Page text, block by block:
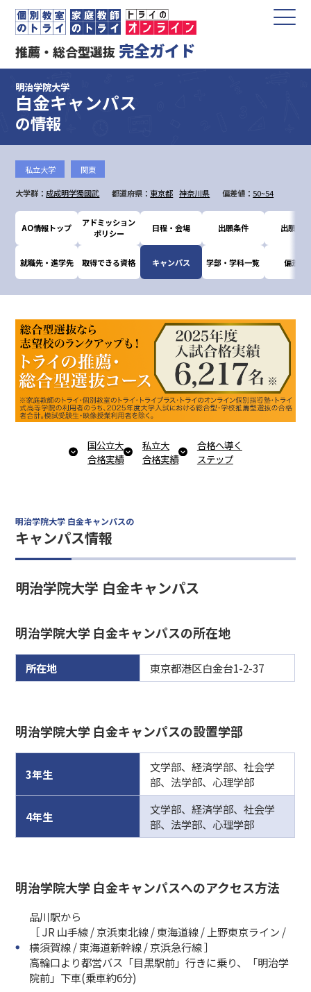
推薦・総合型選抜 完全ガイド
明治学院大学
白金キャンパス
の情報
私立大学 関東
大学群： 成成明学獨國武 都道府県： 東京都 神奈川県 偏差値： 50~54
AO情報トップ
アドミッション
ポリシー
日程・会場 出願条件 出願書類
就職先・進学先 取得できる資格 キャンパス 学部・学科一覧 偏差値
国公立大
合格実績
私立大
合格実績
合格へ導く
ステップ
明治学院大学 白金キャンパスの
キャンパス情報
明治学院大学 白金キャンパス
明治学院大学 白金キャンパスの所在地
所在地 東京都港区白金台1-2-37
明治学院大学 白金キャンパスの設置学部
3年生
文学部、経済学部、社会学
部、法学部、心理学部
4年生
文学部、経済学部、社会学
部、法学部、心理学部
明治学院大学 白金キャンパスへのアクセス方法
品川駅から
［ JR 山手線 / 京浜東北線 / 東海道線 / 上野東京ライン /
横須賀線 / 東海道新幹線 / 京浜急行線 ］
高輪口より都営バス「目黒駅前」行きに乗り、「明治学
院前」下車(乗車約6分)